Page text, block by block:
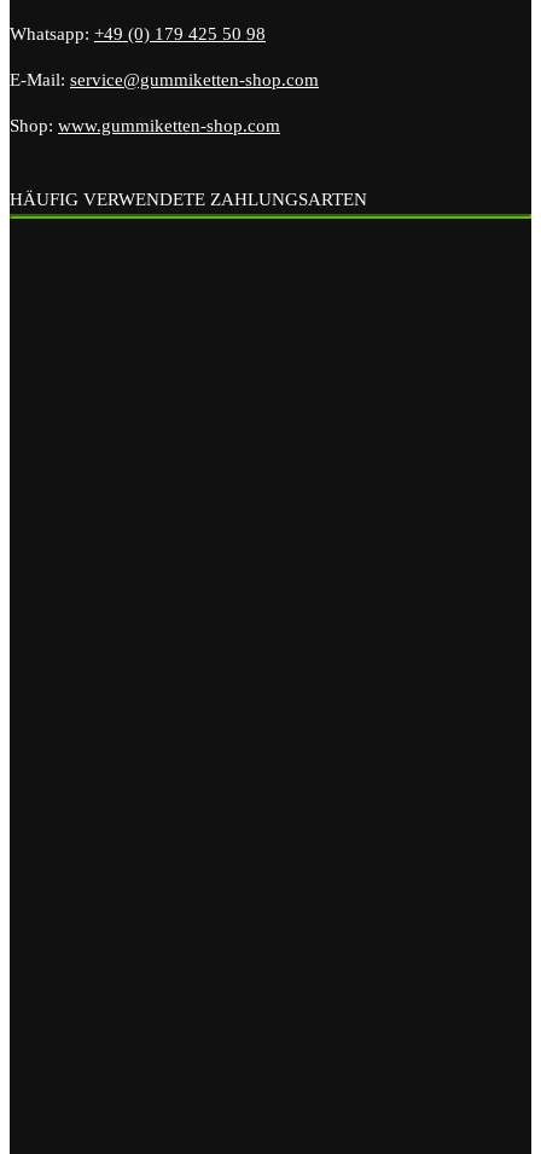
Whatsapp: +49 (0) 179 425 50 98
E-Mail: service@gummiketten-shop.com
Shop: www.gummiketten-shop.com
HÄUFIG VERWENDETE ZAHLUNGSARTEN